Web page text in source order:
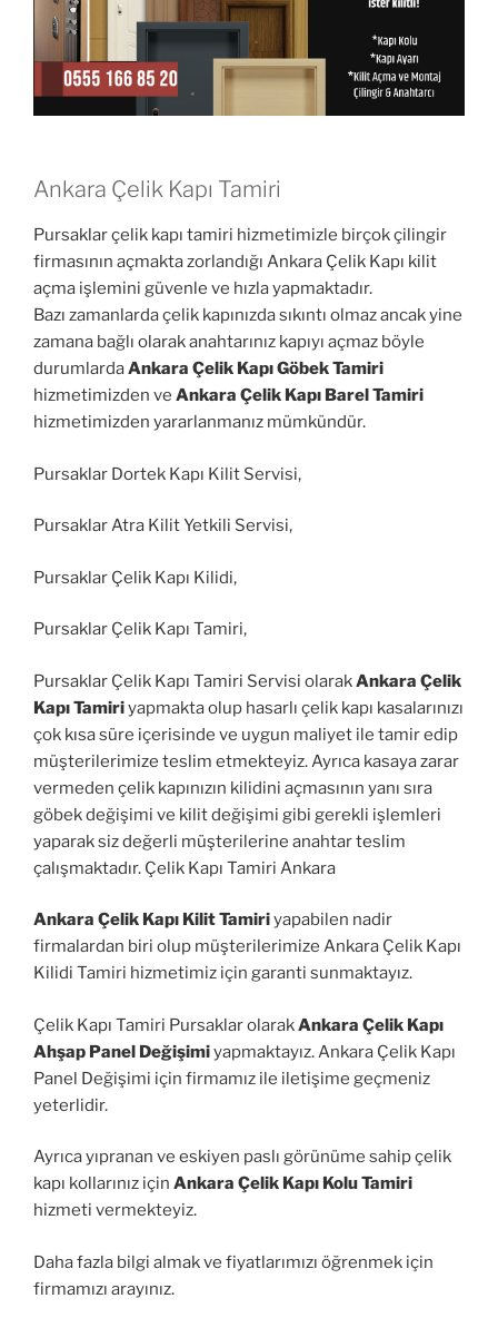
Ankara Çelik Kapı Tamiri
Pursaklar çelik kapı tamiri hizmetimizle birçok çilingir
firmasının açmakta zorlandığı Ankara Çelik Kapı kilit
açma işlemini güvenle ve hızla yapmaktadır.
Bazı zamanlarda çelik kapınızda sıkıntı olmaz ancak yine
zamana bağlı olarak anahtarınız kapıyı açmaz böyle
durumlardaAnkara Çelik Kapı Göbek Tamiri
hizmetimizden ve Ankara Çelik Kapı Barel Tamiri
hizmetimizden yararlanmanız mümkündür.
Pursaklar Dortek Kapı Kilit Servisi,
Pursaklar Atra Kilit Yetkili Servisi,
Pursaklar Çelik Kapı Kilidi,
Pursaklar Çelik Kapı Tamiri,
Pursaklar Çelik Kapı Tamiri Servisi olarakAnkara Çelik
Kapı Tamiriyapmakta olup hasarlı çelik kapı kasalarınızı
çok kısa süre içerisinde ve uygun maliyet ile tamir edip
müşterilerimize teslim etmekteyiz. Ayrıca kasaya zarar
vermeden çelik kapınızın kilidini açmasının yanı sıra
göbek değişimi ve kilit değişimi gibi gerekli işlemleri
yaparak siz değerli müşterilerine anahtar teslim
çalışmaktadır. Çelik Kapı Tamiri Ankara
Ankara Çelik Kapı Kilit Tamiriyapabilen nadir
firmalardan biri olup müşterilerimize Ankara Çelik Kapı
Kilidi Tamiri hizmetimiz için garanti sunmaktayız.
Çelik Kapı Tamiri Pursaklar olarakAnkara Çelik Kapı
Ahşap Panel Değişimiyapmaktayız. Ankara Çelik Kapı
Panel Değişimi için firmamız ile iletişime geçmeniz
yeterlidir.
Ayrıca yıpranan ve eskiyen paslı görünüme sahip çelik
kapı kollarınız için Ankara Çelik Kapı Kolu Tamiri
hizmeti vermekteyiz.
Daha fazla bilgi almak ve fiyatlarımızı öğrenmek için
firmamızı arayınız.